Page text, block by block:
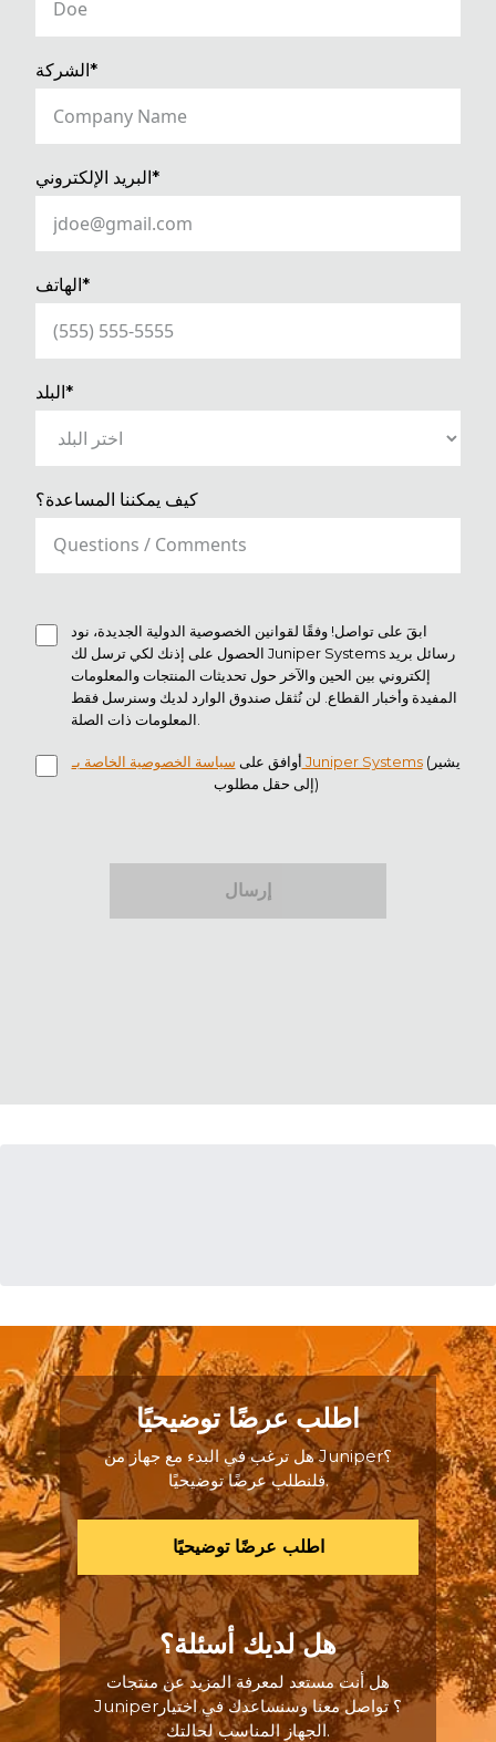
الشركة*(REQUIRED)
البريد الإلكتروني*(REQUIRED)
الهاتف*(REQUIRED)
البلد*(REQUIRED)
كيف يمكننا المساعدة؟
ابقَ على تواصل! وفقًا لقوانين الخصوصية الدولية الجديدة، نود
الحصول على إذنك لكي ترسل لك Juniper Systems رسائل بريد
إلكتروني بين الحين والآخر حول تحديثات المنتجات والمعلومات
المفيدة وأخبار القطاع. لن نُثقل صندوق الوارد لديك وسنرسل فقط
أوافق على سياسة الخصوصية الخاصة بـ Juniper Systems(يشير
إلى حقل مطلوب)
إرسال
اطلب عرضًا توضيحيًا
هل ترغب في البدء مع جهاز من Juniper؟
فلنطلب عرضًا توضيحيًا.
اطلب عرضًا توضيحيًا
هل لديك أسئلة؟
هل أنت مستعد لمعرفة المزيد عن منتجات
Juniper؟ تواصل معنا وسنساعدك في اختيار
الجهاز المناسب لحالتك.